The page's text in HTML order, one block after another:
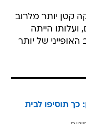
קטן יותר מלרוב
הייתה
האופייני של יותר
כך תוסיפו לבית